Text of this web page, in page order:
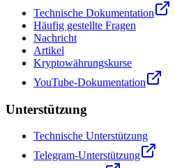
Technische Dokumentation
Häufig gestellte Fragen
Nachricht
Artikel
Kryptowährungskurse
YouTube-Dokumentation
Unterstützung
Technische Unterstützung
Telegram-Unterstützung